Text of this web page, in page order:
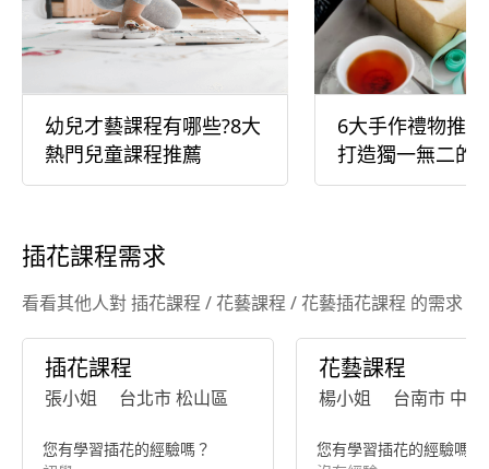
幼兒才藝課程有哪些?8大
熱門兒童課程推薦
6大手作禮物推
打造獨一無二的
插花課程需求
看看其他人對 插花課程 / 花藝課程 / 花藝插花課程 的需求
插花課程
張小姐 台北市 松山區
您有學習插花的經驗嗎？
花藝課程
楊小姐 台南市 中
您有學習插花的經驗嗎？